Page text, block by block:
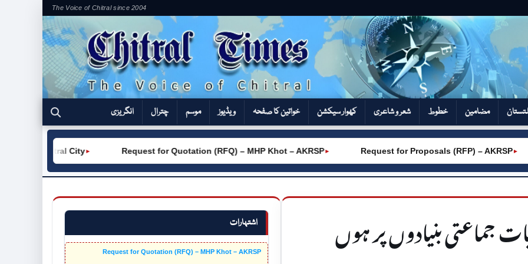
The Voice of Chitral since 2004
مضامین خطوط شعر و شاعری کھوار سیکشن‎ خواتین کا صفحہ ویڈیوز موسم چترال انگریزی
►
Request for Quotation (RFQ) – MHP Khot – AKRSP
►
(W) Chitral City ►
Request for Proposals (RFP) – AKRSP
اشتہارات
Request for Quotation (RFQ) – MHP Khot – AKRSP جماعتی بنیادوں پر ہوں